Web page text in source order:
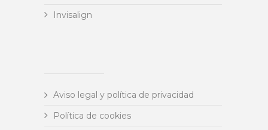
Invisalign
Aviso legal y política de privacidad
Política de cookies